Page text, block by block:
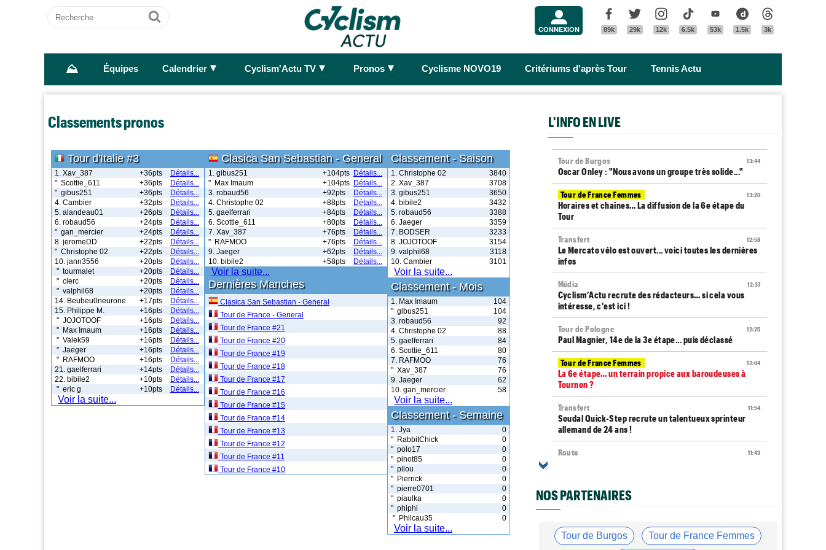
Recherche
Ok CONNEXION
Facebook
89k
Twitter
29k
Instagram
12k
Tik Tok
6.5k
Youtube
53k
Dailymotion
1.5k 3k
⛰ Équipes Calendrier ► Cyclism'Actu TV ► Pronos ► Cyclisme NOVO19 Critériums d'après Tour Tennis Actu
Classements pronos
Tour d'Italie #3
1. Xav_387 Détails...
+36pts
" Scottie_611
Détails...
+36pts
" gibus251
Détails...
+36pts
4. Cambier
Détails...
+32pts
5. alandeau01
Détails...
+26pts
6. robaud56
Détails...
+24pts
" gan_mercier
Détails...
+24pts
8. jeromeDD
Détails...
+22pts
" Christophe 02
Détails...
+22pts
10. jann3556
Détails...
+20pts
" tourmalet
Détails...
+20pts
" clerc
Détails...
+20pts
" valphil68
Détails...
+20pts
14. Beubeu0neurone
Détails...
+17pts
15. Philippe M.
Détails...
+16pts
" JOJOTOOF
Détails...
+16pts
" Max Imaum
Détails...
+16pts
" Valek59
Détails...
+16pts
" Jaeger
Détails...
+16pts
" RAFMOO
Détails...
+16pts
21. gaelferrari
Détails...
+14pts
22. bibile2
Détails...
+10pts
" eric g
Détails...
+10pts
Voir la suite...
Clasica San Sebastian - General
1. gibus251 Détails...
+104pts
" Max Imaum
Détails...
+104pts
3. robaud56
Détails...
+92pts
4. Christophe 02
Détails...
+88pts
5. gaelferrari
Détails...
+84pts
6. Scottie_611
Détails...
+80pts
7. Xav_387
Détails...
+76pts
" RAFMOO
Détails...
+76pts
9. Jaeger
Détails...
+62pts
10. bibile2
Détails...
+58pts
Voir la suite...
Dernières Manches
Clasica San Sebastian - General
Tour de France - General
Tour de France #21
Tour de France #20
Tour de France #19
Tour de France #18
Tour de France #17
Tour de France #16
Tour de France #15
Tour de France #14
Tour de France #13
Tour de France #12
Tour de France #11
Tour de France #10
Classement - Saison
1. Christophe 02
3840
2. Xav_387
3708
3. gibus251
3650
4. bibile2
3432
5. robaud56
3388
6. Jaeger
3359
7. BODSER
3233
8. JOJOTOOF
3154
9. valphil68
3118
10. Cambier
3101
Voir la suite...
Classement - Mois
1. Max Imaum
104
" gibus251
104
3. robaud56
92
4. Christophe 02
88
5. gaelferrari
84
6. Scottie_611
80
7. RAFMOO
76
" Xav_387
76
9. Jaeger
62
10. gan_mercier
58
Voir la suite...
Classement - Semaine
1. Jya
0
" RabbitChick
0
" polo17
0
" pinot85
0
" pilou
0
" Pierrick
0
" pierre0701
0
" piaulka
0
" phiphi
0
" Philcau35
0
Voir la suite...
L'INFO EN LIVE
13:44
Tour de Burgos
Oscar Onley : "Nous avons un groupe très solide..."
13:20
Tour de France Femmes
Horaires et chaînes… La diffusion de la 6e étape du
Tour
12:58
Transfert
Le Mercato vélo est ouvert... voici toutes les dernières
infos
12:37
Média
Cyclism’Actu recrute des rédacteurs… si cela vous
intéresse, c'est ici !
12:25
Tour de Pologne
Paul Magnier, 14e de la 3e étape... puis déclassé
12:04
Tour de France Femmes
La 6e étape… un terrain propice aux baroudeuses à
Tournon ?
11:54
Transfert
Soudal Quick-Step recrute un talentueux sprinteur
allemand de 24 ans !
11:43
Route
Tour de France Femmes
Lorena Wiebes : "Génial de voir autant de spectateurs"
11:13
Tour de France Femmes
Demi Vollering : "Marlen Reusser n’est pas facile à
NOS PARTENAIRES
Tour de Burgos Tour de France Femmes